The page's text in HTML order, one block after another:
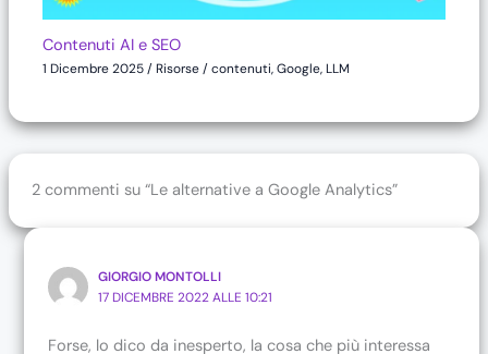
Contenuti AI e SEO
1 Dicembre 2025/Risorse/contenuti,Google,LLM
2 commenti su “Le alternative a Google Analytics”
GIORGIO MONTOLLI
17 DICEMBRE 2022 ALLE 10:21
Forse, lo dico da inesperto, la cosa che più interessa